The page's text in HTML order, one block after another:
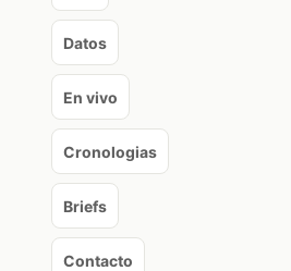
Datos
En vivo
Cronologias
Briefs
Contacto